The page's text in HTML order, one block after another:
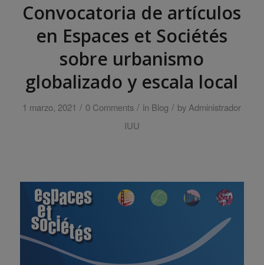
Convocatoria de artículos
en Espaces et Sociétés
sobre urbanismo
globalizado y escala local
1 marzo, 2021 / 0 Comments / in Blog / by Administrador
IUU